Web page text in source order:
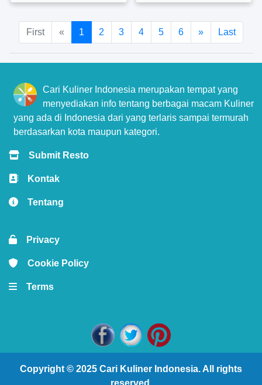
First « 1 2 3 4 5 6 » Last
Cari Kuliner Indonesia merupakan tempat yang
menyediakan info tentang berbagai macam Kuliner
yang ada di Indonesia dari yang terlaris sampai termurah
berdasarkan kota maupun kategori.
Submit Resto
Kontak
Tentang
Privacy
Cookie Policy
Terms
Copyright © 2025 Cari Kuliner Indonesia. All rights
reserved.